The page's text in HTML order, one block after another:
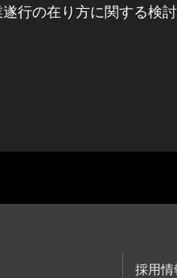
行の在り方に関する検
採用情